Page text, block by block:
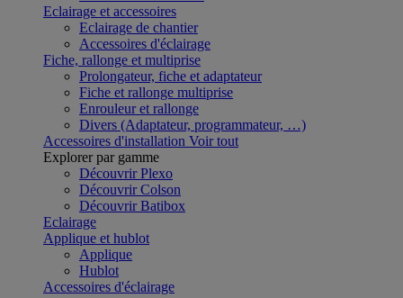
Eclairage et accessoires
Eclairage de chantier
Accessoires d'éclairage
Fiche, rallonge et multiprise
Prolongateur, fiche et adaptateur
Fiche et rallonge multiprise
Enrouleur et rallonge
Divers (Adaptateur, programmateur, …)
Accessoires d'installation Voir tout
Explorer par gamme
Découvrir Plexo
Découvrir Colson
Découvrir Batibox
Eclairage
Applique et hublot
Applique
Hublot
Accessoires d'éclairage